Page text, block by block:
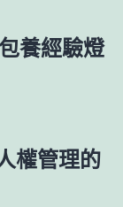
養經驗燈
權管理的